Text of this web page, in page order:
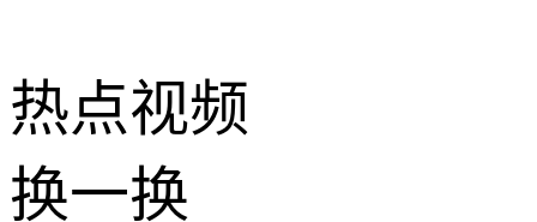
热点视频
换一换